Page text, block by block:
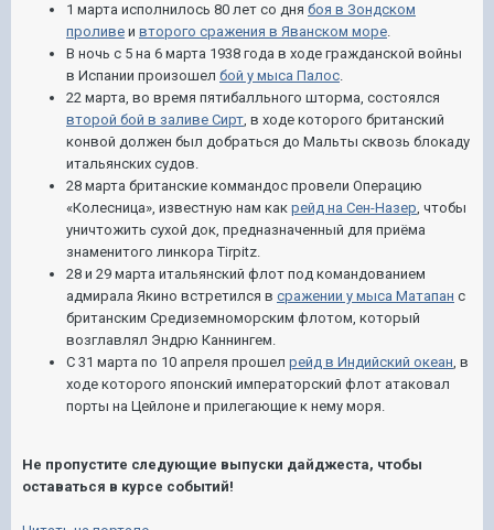
1 марта исполнилось 80 лет со дня боя в Зондском
проливе и второго сражения в Яванском море.
В ночь с 5 на 6 марта 1938 года в ходе гражданской войны
в Испании произошел бой у мыса Палос.
22 марта, во время пятибалльного шторма, состоялся
второй бой в заливе Сирт, в ходе которого британский
конвой должен был добраться до Мальты сквозь блокаду
итальянских судов.
28 марта британские коммандос провели Операцию
«Колесница», известную нам как рейд на Сен-Назер, чтобы
уничтожить сухой док, предназначенный для приёма
знаменитого линкора Tirpitz.
28 и 29 марта итальянский флот под командованием
адмирала Якино встретился в сражении у мыса Матапан с
британским Средиземноморским флотом, который
возглавлял Эндрю Каннингем.
С 31 марта по 10 апреля прошел рейд в Индийский океан, в
ходе которого японский императорский флот атаковал
порты на Цейлоне и прилегающие к нему моря.
Не пропустите следующие выпуски дайджеста, чтобы
оставаться в курсе событий!